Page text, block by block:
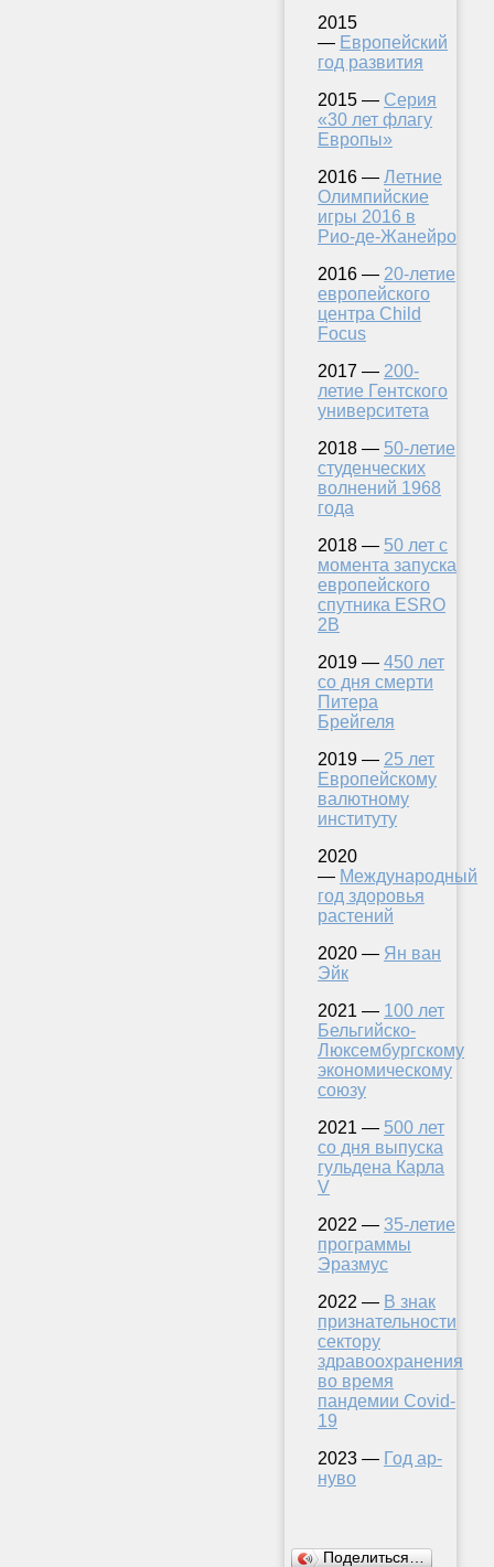
2015
— Европейский
год развития
2015 — Серия
«30 лет флагу
Европы»
2016 — Летние
Олимпийские
игры 2016 в
Рио-де-Жанейро
2016 — 20-летие
европейского
центра Child
Focus
2017 — 200-
летие Гентского
университета
2018 — 50-летие
студенческих
волнений 1968
года
2018 — 50 лет с
момента запуска
европейского
спутника ESRO
2B
2019 — 450 лет
со дня смерти
Питера
Брейгеля
2019 — 25 лет
Европейскому
валютному
институту
2020
— Международный
год здоровья
растений
2020 — Ян ван
Эйк
2021 — 100 лет
Бельгийско-
Люксембургскому
экономическому
союзу
2021 — 500 лет
со дня выпуска
гульдена Карла
V
2022 — 35-летие
программы
Эразмус
2022 — В знак
признательности
сектору
здравоохранения
во время
пандемии Covid-
19
2023 — Год ар-
нуво
Поделиться…